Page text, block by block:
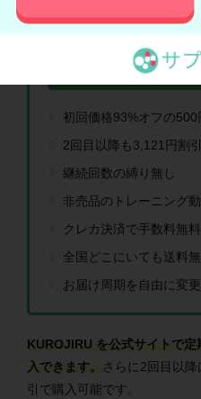
KUROJIRU を公式サイトで
初回価格93%オフの500
2回目以降も3,121円割引
継続回数の縛り無し
非売品のトレーニング
クレカ決済で手数料無料
全国どこにいても送料
お届け周期を自由に変更
KUROJIRU を公式サイトで
入できます。
さらに2回目以
引で購入可能です。